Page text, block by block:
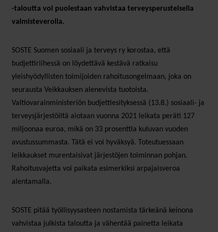
-taloutta voi puolestaan vahvistaa terveysperusteisella
valmisteverolla.
SOSTE Suomen sosiaali ja terveys ry korostaa, että
budjettiriihessä on löydettävä kestävä ratkaisu
yleishyödyllisten toimijoiden rahoitusongelmaan, joka on
seurausta Veikkauksen alenevista tuotoista.
Valtiovarainministeriön budjettiesityksessä (13.8.) sosiaali- ja
terveysjärjestöiltä aiotaan vuonna 2021 leikata peräti 127
miljoonaa euroa, mikä on 33 prosenttia kuluvan vuoden
avustussummasta. Tätä ei voi hyväksyä. Toteutuessaan
leikkaukset murentaisivat järjestöjen toiminnan pohjan.
Rahoitusvajetta voi paikata esimerkiksi arpajaisveroa
alentamalla.
SOSTE pitää työllisyysasteen nostamista tärkeänä keinona
vahvistaa julkista taloutta ja vähentää painetta leikata